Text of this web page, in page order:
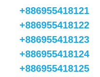
+886955418121
+886955418122
+886955418123
+886955418124
+886955418125